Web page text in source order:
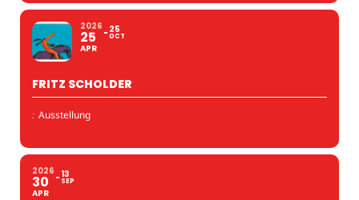
2026
25
APR
25
OCT
FRITZ SCHOLDER
: Ausstellung
2026
30
APR
13
SEP